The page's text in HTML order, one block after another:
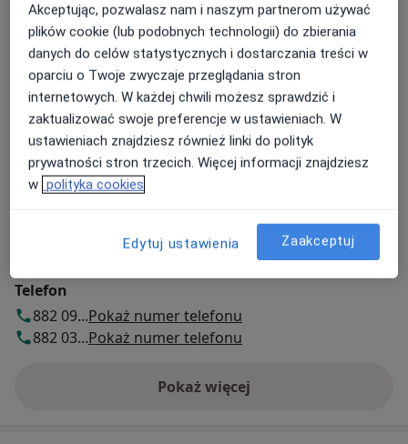
Powiększ mapęotwiera się w nowej karcie
Dostępność
Pokaż kalendarz
Metody płatności (wizyty prywatne)
Telefon
882 09...Pokaż numer telefonu
882 03...Pokaż numer telefonu
Pokaż więcej
o adresie
Akceptując, pozwalasz nam i naszym partnerom używać
plików cookie (lub podobnych technologii) do zbierania
danych do celów statystycznych i dostarczania treści w
oparciu o Twoje zwyczaje przeglądania stron
internetowych. W każdej chwili możesz sprawdzić i
zaktualizować swoje preferencje w ustawieniach. W
ustawieniach znajdziesz również linki do polityk
prywatności stron trzecich. Więcej informacji znajdziesz
w polityka cookies
Edytuj ustawienia Zaakceptuj